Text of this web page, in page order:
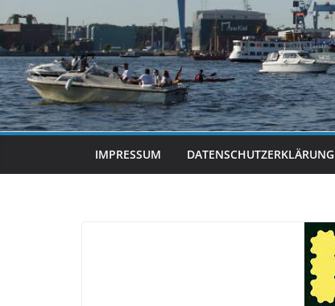
IMPRESSUM DATENSCHUTZERKLÄRUNG